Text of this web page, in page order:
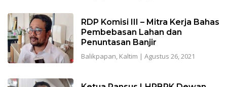
RDP Komisi III – Mitra Kerja Bahas
Pembebasan Lahan dan
Penuntasan Banjir
Balikpapan, Kaltim | Agustus 26, 2021